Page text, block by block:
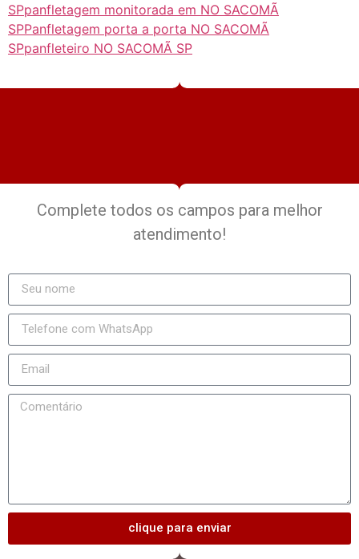
SPpanfletagem monitorada em NO SACOMÃ
SPPanfletagem porta a porta NO SACOMÃ
SPpanfleteiro NO SACOMÃ SP
Complete todos os campos para melhor
atendimento!
clique para enviar